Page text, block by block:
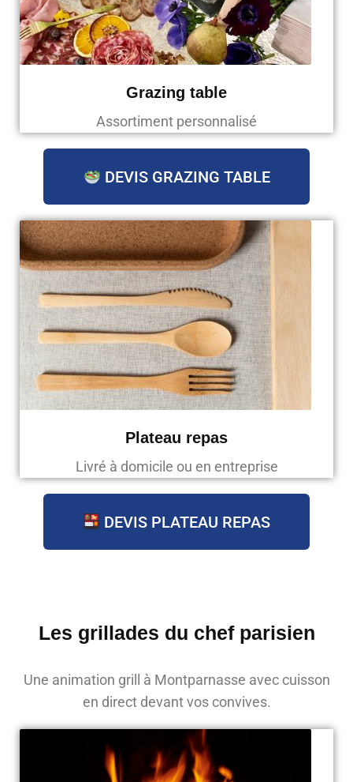
Grazing table
Assortiment personnalisé
DEVIS GRAZING TABLE
Plateau repas
Livré à domicile ou en entreprise
DEVIS PLATEAU REPAS
Les grillades du chef parisien
Une animation grill à Montparnasse avec cuisson
en direct devant vos convives.